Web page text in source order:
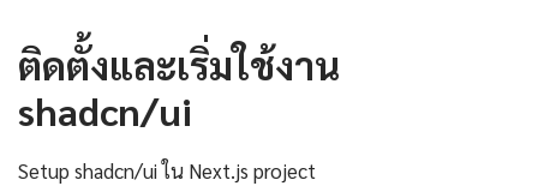
ติดตั้งและเริ่มใช้งาน
shadcn/ui
Setup shadcn/ui ใน Next.js project